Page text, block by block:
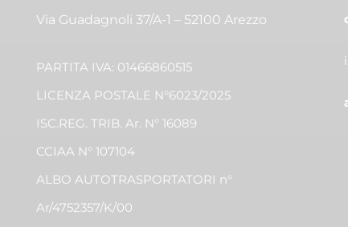
Via Guadagnoli 37/A-1 – 52100 Arezzo
PARTITA IVA: 01466860515
LICENZA POSTALE N°6023/2025
ISC.REG. TRIB. Ar. N° 16089
CCIAA N° 107104
ALBO AUTOTRASPORTATORI n°
Ar/4752357/K/00